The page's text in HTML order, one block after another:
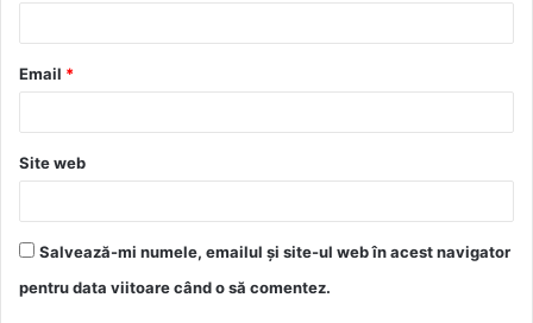
*
Email *
Site web
Salvează-mi numele, emailul și site-ul web în acest navigator
pentru data viitoare când o să comentez.